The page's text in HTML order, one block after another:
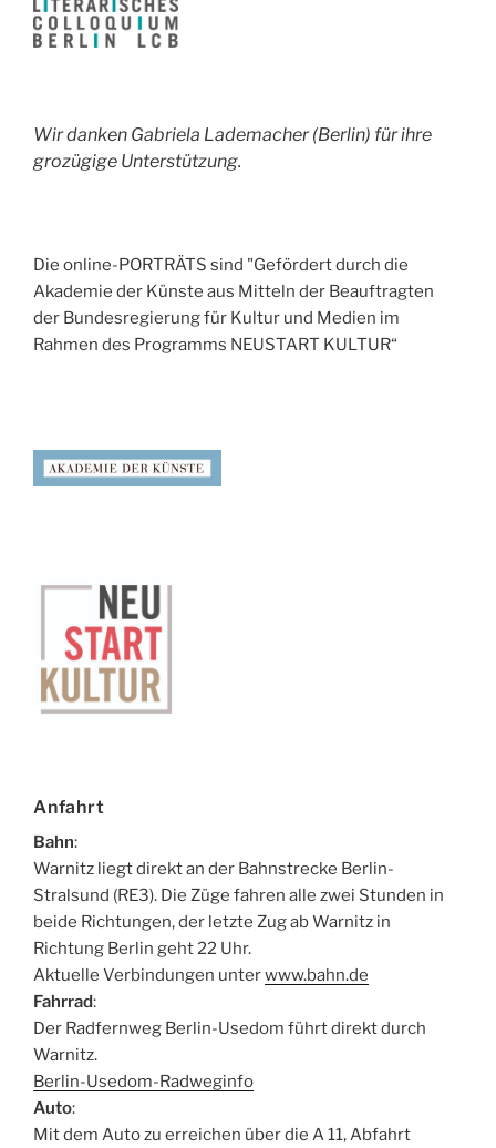
Wir danken Gabriela Lademacher (Berlin) für ihre
grozügige Unterstützung.
Die online-PORTRÄTS sind "Gefördert durch die
Akademie der Künste aus Mitteln der Beauftragten
der Bundesregierung für Kultur und Medien im
Rahmen des Programms NEUSTART KULTUR“
Anfahrt
Bahn:
Warnitz liegt direkt an der Bahnstrecke Berlin-
Stralsund (RE3). Die Züge fahren alle zwei Stunden in
beide Richtungen, der letzte Zug ab Warnitz in
Richtung Berlin geht 22 Uhr.
Aktuelle Verbindungen unterwww.bahn.de
Fahrrad:
Der Radfernweg Berlin-Usedom führt direkt durch
Warnitz.
Berlin-Usedom-Radweginfo
Auto:
Mit dem Auto zu erreichen über die A 11, Abfahrt